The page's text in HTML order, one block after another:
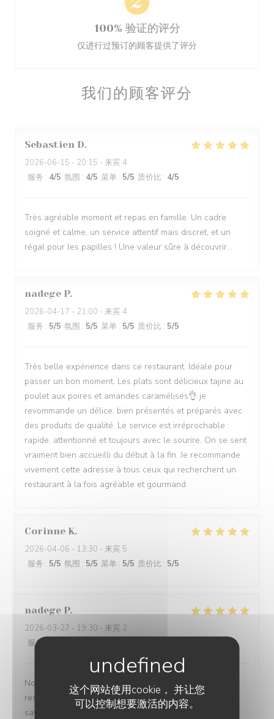
这个网站使用cookie， 并让您
可以控制想要激活的内容。
我们的顾客评分
Sebastien D
2026-06-15 - 20:15 - 来宾 4
服务 : 4/5 氛围 : 4/5 菜单 : 5/5 质价比 : 4/5
Très agréable moment et repas en famille. Un cadre
soigné et calme, un service attentif mais discret, et un
régal pour les papilles ! Une valeur sûre à découvrir...
nadege P
2026-04-17 - 21:00 - 来宾 4
服务 : 5/5 氛围 : 5/5 菜单 : 5/5 质价比 : 5/5
Très belle expérience dans ce restaurant. Idéale pour
passer un bon moment. Les plats sont délicieux tajine au
poulet aux poires et amandes caramélisés👌 je
revommande un délice, bien présentés et préparés avec
des produits de qualité. Le service est irréprochable :
rapide, attentionné et toujours avec le sourire. On se sent
vraiment bien accueilli du début à la fin. Je recommande
vivement cette adresse à tous ceux qui recherchent un
restaurant à la fois agréable et gourmand.
Corinne K
2026-04-06 - 13:30 - 来宾 5
服务 : 5/5 氛围 : 5/5 菜单 : 5/5 质价比 : 5/5
nadege P
2026-03-27 - 19:30 - 来宾 2
服务
Nous avons passé un excellent moment dans ce
restaurant. Le couscous était absolument délicieux,
savoureux et parfaitement préparé — un vrai régal !
100% 验证的评分
仅进行过预订的顾客提供了评分